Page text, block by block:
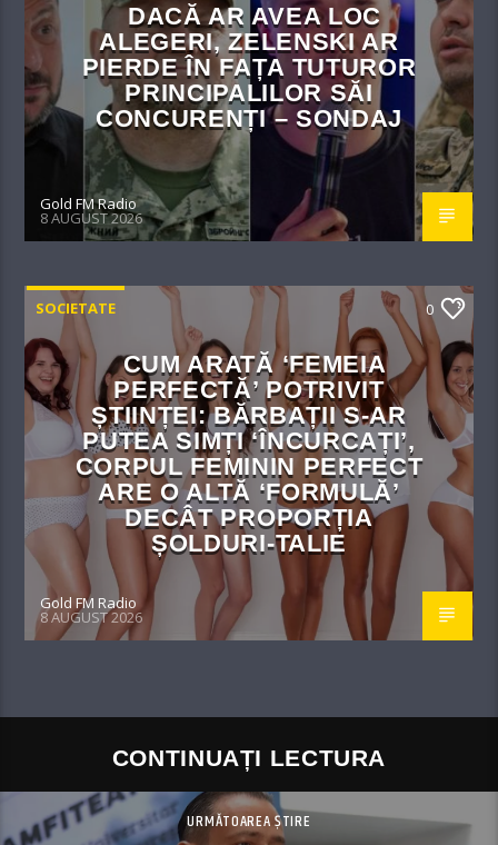
DACĂ AR AVEA LOC
ALEGERI, ZELENSKI AR
PIERDE ÎN FAȚA TUTUROR
PRINCIPALILOR SĂI
CONCURENȚI – SONDAJ
Gold FM Radio
8 AUGUST 2026
SOCIETATE 0
CUM ARATĂ ‘FEMEIA
PERFECTĂ’ POTRIVIT
ȘTIINȚEI: BĂRBAȚII S-AR
PUTEA SIMȚI ‘ÎNCURCAȚI’,
CORPUL FEMININ PERFECT
ARE O ALTĂ ‘FORMULĂ’
DECÂT PROPORȚIA
ȘOLDURI-TALIE
Gold FM Radio
8 AUGUST 2026
CONTINUAȚI LECTURA
URMĂTOAREA ȘTIRE